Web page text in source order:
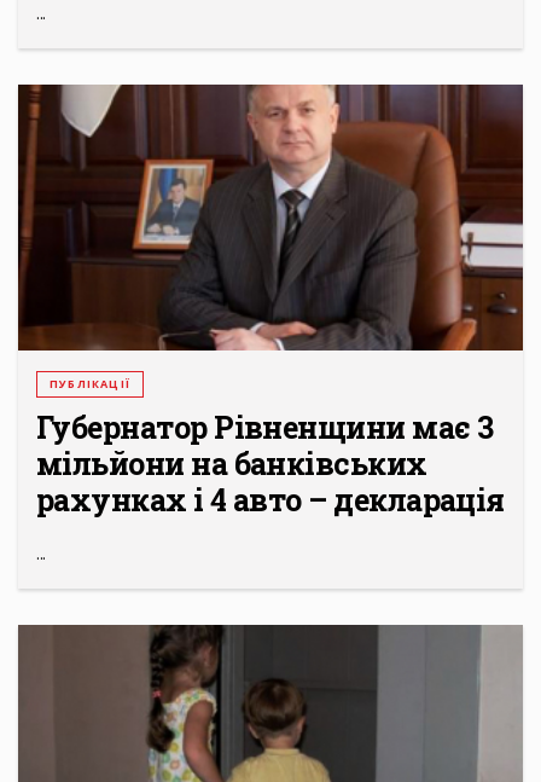
...
ПУБЛІКАЦІЇ
Губернатор Рівненщини має 3
мільйони на банківських
рахунках і 4 авто – декларація
...